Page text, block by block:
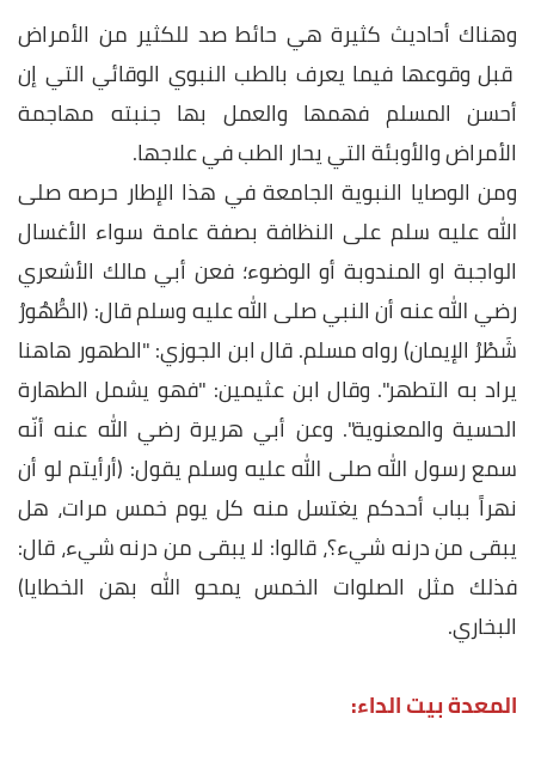
وهناك أحاديث كثيرة هي حائط صد للكثير من الأمراض
قبل وقوعها فيما يعرف بالطب النبوي الوقائي التي إن
أحسن المسلم فهمها والعمل بها جنبته مهاجمة
الأمراض والأوبئة التي يحار الطب في علاجها.
ومن الوصايا النبوية الجامعة في هذا الإطار حرصه صلى
الله عليه سلم على النظافة بصفة عامة سواء الأغسال
الواجبة او المندوبة أو الوضوء؛ فعن أبي مالك الأشعري
رضي الله عنه أن النبي صلى الله عليه وسلم قال: (الطُّهُورُ
شَطْرُ الإيمان) رواه مسلم. قال ابن الجوزي: "الطهور هاهنا
يراد به التطهر". وقال ابن عثيمين: "فهو يشمل الطهارة
الحسية والمعنوية". وعن أبي هريرة رضي الله عنه أنّه
سمع رسول الله صلى الله عليه وسلم يقول: (أرأيتم لو أن
نهراً بباب أحدكم يغتسل منه كل يوم خمس مرات، هل
يبقى من درنه شيء؟، قالوا: لا يبقى من درنه شيء، قال:
فذلك مثل الصلوات الخمس يمحو الله بهن الخطايا)
البخاري.
المعدة بيت الداء: